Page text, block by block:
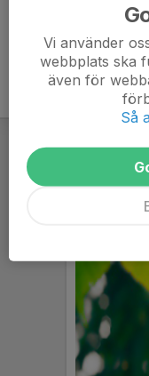
Vi använder
webbplats ska
även för
Så